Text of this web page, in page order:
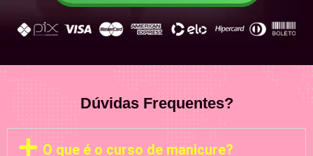
Dúvidas Frequentes?
O que é o curso de manicure?